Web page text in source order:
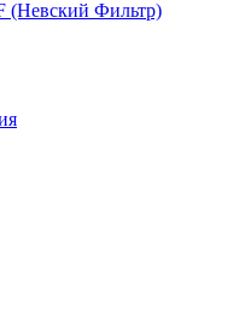
(Невский Фильтр)